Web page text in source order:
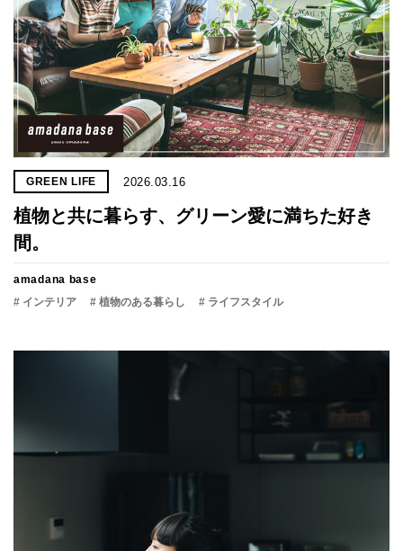
GREEN LIFE 2026.03.16
植物と共に暮らす、グリーン愛に満ちた好き
間。
amadana base
# インテリア
# 植物のある暮らし # ライフスタイル